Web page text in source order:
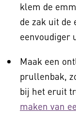
klem de
de zak uit de
eenvoudiger
Maak een
prullenbak,
bij het eruit
maken van